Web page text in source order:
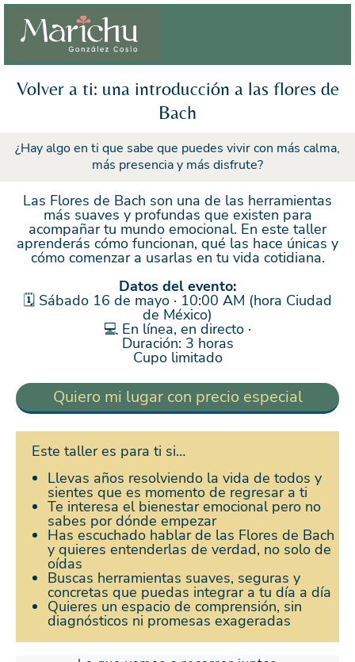
Volver a ti: una introducción a las flores de
Bach
¿Hay algo en ti que sabe que puedes vivir con más calma,
más presencia y más disfrute?
Las Flores de Bach son una de las herramientas
más suaves y profundas que existen para
acompañar tu mundo emocional. En este taller
aprenderás cómo funcionan, qué las hace únicas y
cómo comenzar a usarlas en tu vida cotidiana.
Datos del evento:
🗓 Sábado 16 de mayo · 10:00 AM (hora Ciudad
de México)
💻 En línea, en directo ·
Duración: 3 horas
Cupo limitado
Quiero mi lugar con precio especial
Este taller es para ti si…
Llevas años resolviendo la vida de todos y
sientes que es momento de regresar a ti
Te interesa el bienestar emocional pero no
sabes por dónde empezar
Has escuchado hablar de las Flores de Bach
y quieres entenderlas de verdad, no solo de
oídas
Buscas herramientas suaves, seguras y
concretas que puedas integrar a tu día a día
Quieres un espacio de comprensión, sin
diagnósticos ni promesas exageradas